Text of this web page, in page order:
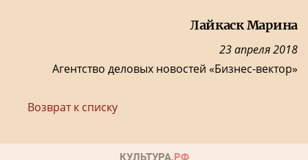
Лайкаск Марина
23 апреля 2018
Агентство деловых новостей «Бизнес-вектор»
Возврат к списку